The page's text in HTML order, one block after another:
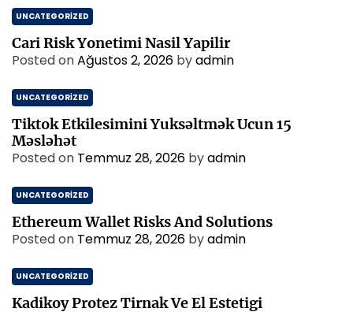
UNCATEGORIZED
Cari Risk Yonetimi Nasil Yapilir
Posted onAğustos 2, 2026 byadmin
UNCATEGORIZED
Tiktok Etkilesimini Yuksəltmək Ucun 15
Məsləhət
Posted on Temmuz 28, 2026 byadmin
UNCATEGORIZED
Ethereum Wallet Risks And Solutions
Posted on Temmuz 28, 2026 byadmin
UNCATEGORIZED
Kadikoy Protez Tirnak Ve El Estetigi